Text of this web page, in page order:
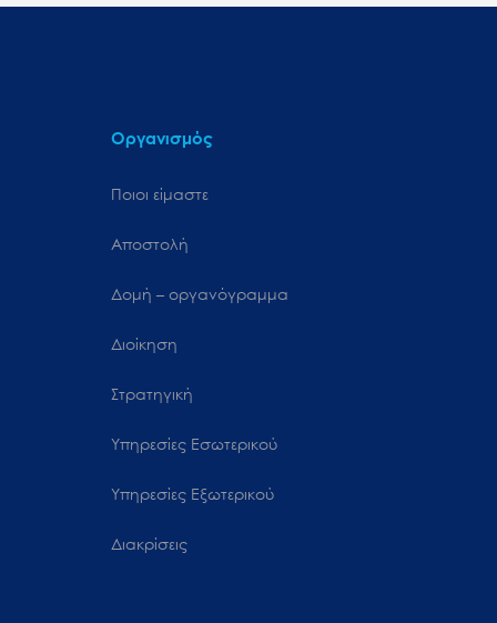
Οργανισμός
Ποιοι είμαστε
Αποστολή
Δομή – οργανόγραμμα
Διοίκηση
Στρατηγική
Υπηρεσίες Εσωτερικού
Υπηρεσίες Εξωτερικού
Διακρίσεις